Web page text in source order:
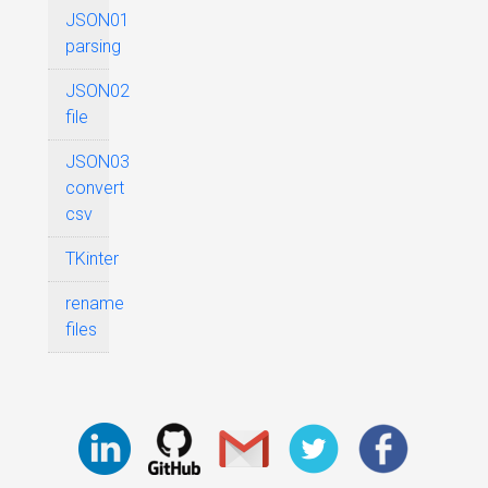
JSON01
parsing
JSON02
file
JSON03
convert
csv
TKinter
rename
files